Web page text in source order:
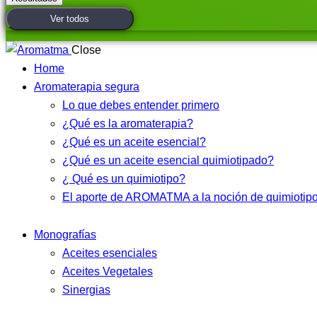
Ver todos
Close
Home
Aromaterapia segura
Lo que debes entender primero
¿Qué es la aromaterapia?
¿Qué es un aceite esencial?
¿Qué es un aceite esencial quimiotipado?
¿ Qué es un quimiotipo?
El aporte de AROMATMA a la noción de
Monografías
Aceites esenciales
Aceites Vegetales
Sinergias